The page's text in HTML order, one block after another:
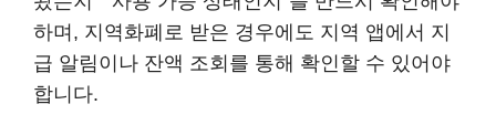
하며, 지역화폐로 받은 경우에도 지역 앱에서 지
급 알림이나 잔액 조회를 통해 확인할 수 있어야
합니다.